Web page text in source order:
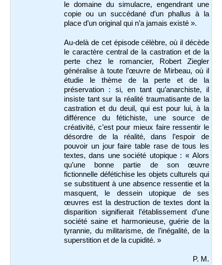
le domaine du simulacre, engendrant une
copie ou un succédané d’un phallus à la
place d’un original qui n’a jamais existé ».
Au-delà de cet épisode célèbre, où il décède
le caractère central de la castration et de la
perte chez le romancier, Robert Ziegler
généralise à toute l’œuvre de Mirbeau, où il
étudie le thème de la perte et de la
préservation : si, en tant qu’anarchiste, il
insiste tant sur la réalité traumatisante de la
castration et du deuil, qui est pour lui, à la
différence du fétichiste, une source de
créativité, c’est pour mieux faire ressentir le
désordre de la réalité, dans l’espoir de
pouvoir un jour faire table rase de tous les
textes, dans une société utopique : « Alors
qu’une bonne partie de son œuvre
fictionnelle défétichise les objets culturels qui
se substituent à une absence ressentie et la
masquent, le dessein utopique de ses
œuvres est la destruction de textes dont la
disparition signifierait l’établissement d’une
société saine et harmonieuse, guérie de la
tyrannie, du militarisme, de l’inégalité, de la
superstition et de la cupidité. »
P. M.